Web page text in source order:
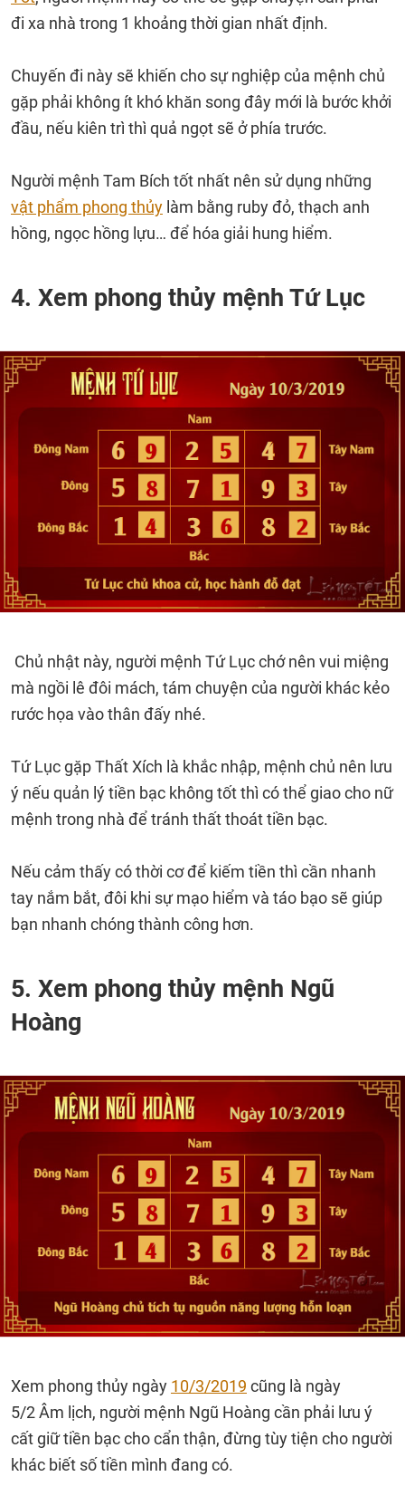
đi xa nhà trong 1 khoảng thời gian nhất định.
Chuyến đi này sẽ khiến cho sự nghiệp của mệnh chủ
gặp phải không ít khó khăn song đây mới là bước khởi
đầu, nếu kiên trì thì quả ngọt sẽ ở phía trước.
Người mệnh Tam Bích tốt nhất nên sử dụng những
vật phẩm phong thủy làm bằng ruby đỏ, thạch anh
hồng, ngọc hồng lựu… để hóa giải hung hiểm.
4. Xem phong thủy mệnh Tứ Lục
Chủ nhật này, người mệnh Tứ Lục chớ nên vui miệng
mà ngồi lê đôi mách, tám chuyện của người khác kẻo
rước họa vào thân đấy nhé.
Tứ Lục gặp Thất Xích là khắc nhập, mệnh chủ nên lưu
ý nếu quản lý tiền bạc không tốt thì có thể giao cho nữ
mệnh trong nhà để tránh thất thoát tiền bạc.
Nếu cảm thấy có thời cơ để kiếm tiền thì cần nhanh
tay nắm bắt, đôi khi sự mạo hiểm và táo bạo sẽ giúp
bạn nhanh chóng thành công hơn.
5. Xem phong thủy mệnh Ngũ
Hoàng
Xem phong thủy ngày 10/3/2019 cũng là ngày
5/2 Âm lịch, người mệnh Ngũ Hoàng cần phải lưu ý
cất giữ tiền bạc cho cẩn thận, đừng tùy tiện cho người
khác biết số tiền mình đang có.